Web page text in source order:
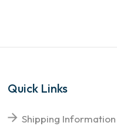
Quick Links
Shipping Information